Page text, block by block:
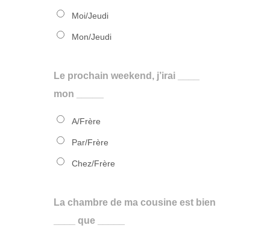
Moi/Jeudi
Mon/Jeudi
Le prochain weekend, j’irai ____
mon _____
A/Frère
Par/Frère
Chez/Frère
La chambre de ma cousine est bien
____ que _____